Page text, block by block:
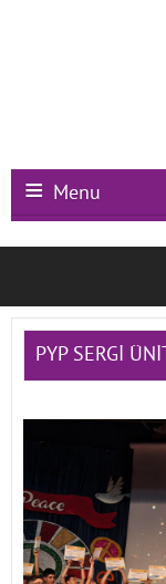
Menu
Ana Sayfa
Okullarımız
Kampüs Olanakları
Kayıt-Kabul
İletişim
PYP SERGİ